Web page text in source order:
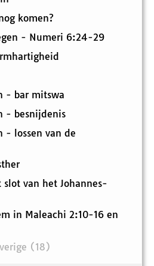
komen?
- Numeri 6:24-29
- bar mitswa
- besnijdenis
- lossen van de
slot van het Johannes-
in Maleachi 2:10-16 en
(18)